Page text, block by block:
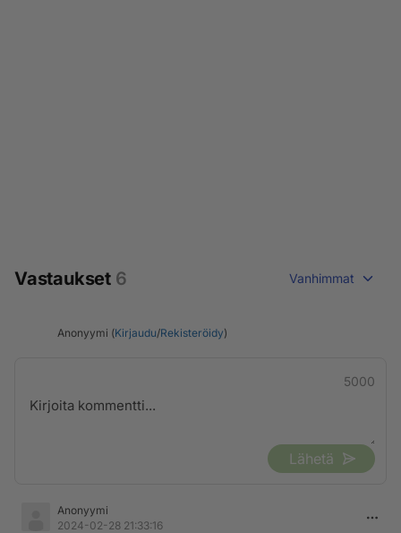
Vastaukset 6 Vanhimmat
Anonyymi (Kirjaudu/Rekisteröidy)
5000
Lähetä
Anonyymi
2024-02-28 21:33:16